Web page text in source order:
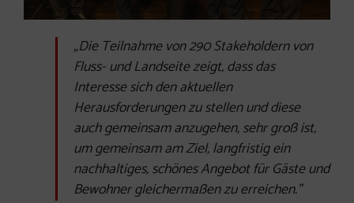
„Die Teilnahme von 290 Stakeholdern von
Fluss- und Landseite zeigt, dass das
Interesse sich den aktuellen
Herausforderungen zu stellen und diese
auch gemeinsam anzugehen, sehr groß ist,
um gemeinsam am Ziel, langfristig ein
nachhaltiges, schönes Angebot für Gäste und
Bewohner gleichermaßen zu erreichen."